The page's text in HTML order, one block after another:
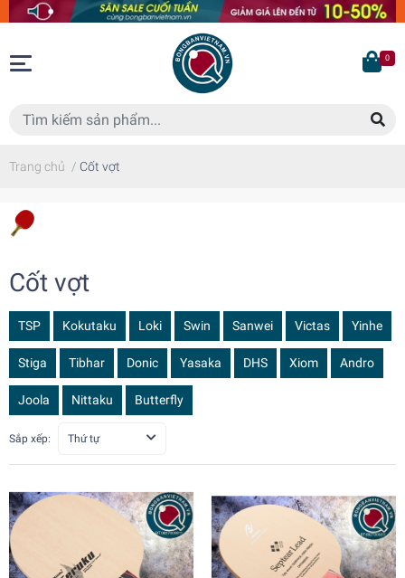
0
Trang chủ / Cốt vợt
Cốt vợt
TSP Kokutaku Loki Swin Sanwei Victas Yinhe
Stiga Tibhar Donic Yasaka DHS Xiom Andro
Joola Nittaku Butterfly
Sắp xếp: Thứ tự